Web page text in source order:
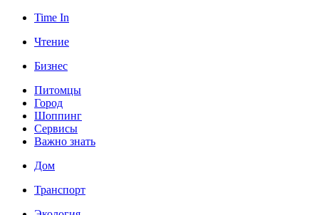
Time In
Чтение
Бизнес
Питомцы
Город
Шоппинг
Сервисы
Важно знать
Дом
Транспорт